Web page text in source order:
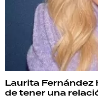
Laurita Fernández
de tener una